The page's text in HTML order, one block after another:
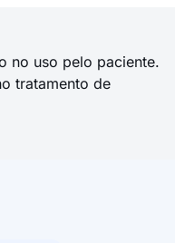
no uso pelo paciente.
tratamento de